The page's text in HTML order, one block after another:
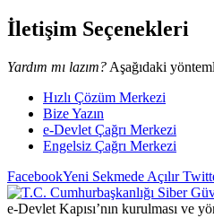
İletişim Seçenekleri
Yardım mı lazım? Aşağıdaki
Hızlı Çözüm Merkezi
Bize Yazın
e-Devlet Çağrı Merkezi
Engelsiz Çağrı Merkezi
FacebookYeni Sekmede Açılır
e-Devlet Kapısı’nın kurulması ve